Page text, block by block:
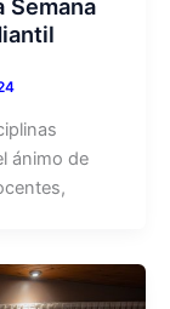
Semana
ánimo de